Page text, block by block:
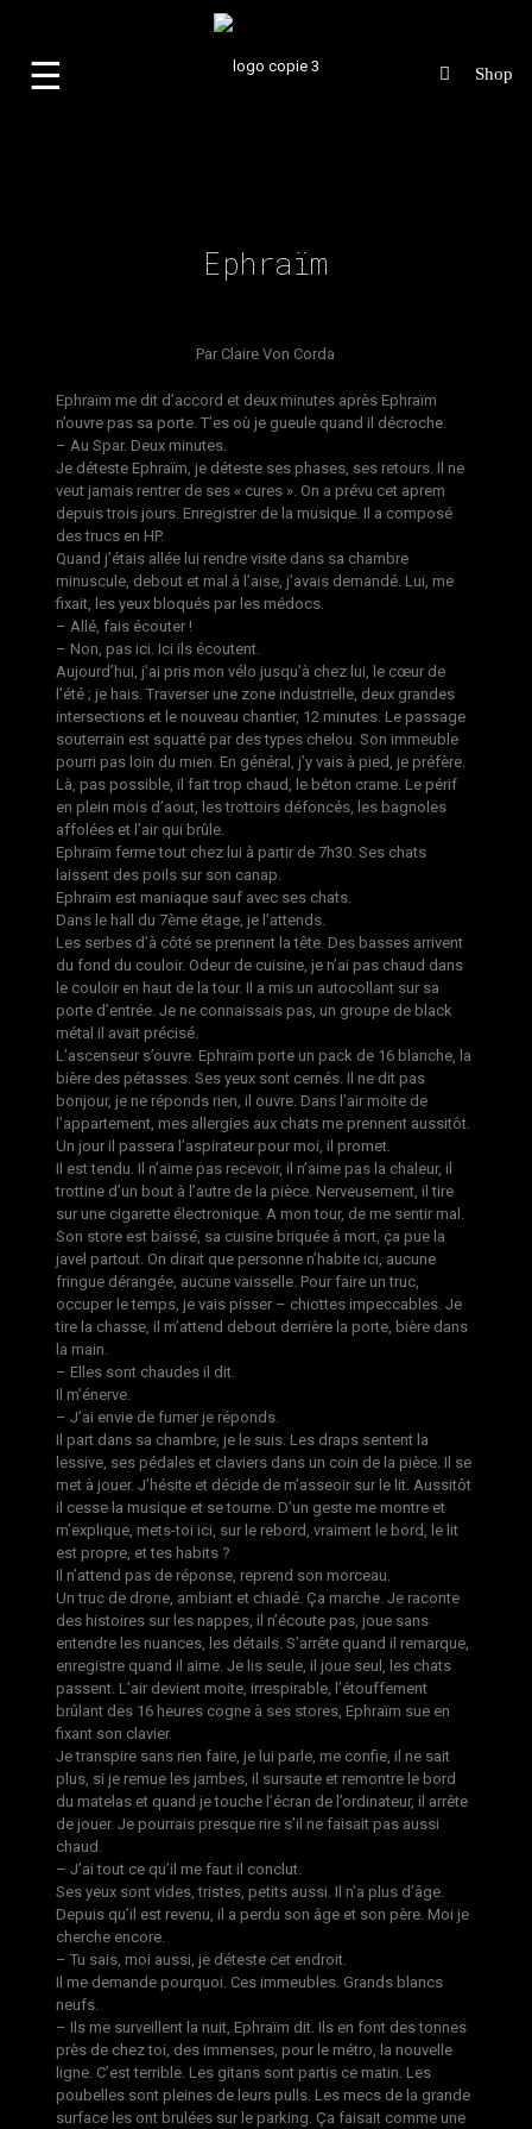
☰
Ephraïm
Par Claire Von Corda
Ephraïm me dit d’accord et deux minutes après Ephraïm
n’ouvre pas sa porte. T’es où je gueule quand il décroche.
– Au Spar. Deux minutes.
Je déteste Ephraïm, je déteste ses phases, ses retours. Il ne
veut jamais rentrer de ses « cures ». On a prévu cet aprem
depuis trois jours. Enregistrer de la musique. Il a composé
des trucs en HP.
Quand j’étais allée lui rendre visite dans sa chambre
minuscule, debout et mal à l’aise, j’avais demandé. Lui, me
fixait, les yeux bloqués par les médocs.
– Allé, fais écouter !
– Non, pas ici. Ici ils écoutent.
Aujourd’hui, j’ai pris mon vélo jusqu’à chez lui, le cœur de
l’été ; je hais. Traverser une zone industrielle, deux grandes
intersections et le nouveau chantier, 12 minutes. Le passage
souterrain est squatté par des types chelou. Son immeuble
pourri pas loin du mien. En général, j’y vais à pied, je préfère.
Là, pas possible, il fait trop chaud, le béton crame. Le périf
en plein mois d’aout, les trottoirs défoncés, les bagnoles
affolées et l’air qui brûle.
Ephraïm ferme tout chez lui à partir de 7h30. Ses chats
laissent des poils sur son canap.
Ephraïm est maniaque sauf avec ses chats.
Dans le hall du 7ème étage, je l’attends.
Les serbes d’à côté se prennent la tête. Des basses arrivent
du fond du couloir. Odeur de cuisine, je n’ai pas chaud dans
le couloir en haut de la tour. Il a mis un autocollant sur sa
porte d’entrée. Je ne connaissais pas, un groupe de black
métal il avait précisé.
L’ascenseur s’ouvre. Ephraïm porte un pack de 16 blanche, la
bière des pétasses. Ses yeux sont cernés. Il ne dit pas
bonjour, je ne réponds rien, il ouvre. Dans l’air moite de
l’appartement, mes allergies aux chats me prennent aussitôt.
Un jour il passera l’aspirateur pour moi, il promet.
Il est tendu. Il n’aime pas recevoir, il n’aime pas la chaleur, il
trottine d’un bout à l’autre de la pièce. Nerveusement, il tire
sur une cigarette électronique. A mon tour, de me sentir mal.
Son store est baissé, sa cuisine briquée à mort, ça pue la
javel partout. On dirait que personne n’habite ici, aucune
fringue dérangée, aucune vaisselle. Pour faire un truc,
occuper le temps, je vais pisser – chiottes impeccables. Je
tire la chasse, il m’attend debout derrière la porte, bière dans
la main.
– Elles sont chaudes il dit.
Il m’énerve.
– J’ai envie de fumer je réponds.
Il part dans sa chambre, je le suis. Les draps sentent la
lessive, ses pédales et claviers dans un coin de la pièce. Il se
met à jouer. J’hésite et décide de m’asseoir sur le lit. Aussitôt
il cesse la musique et se tourne. D’un geste me montre et
m’explique, mets-toi ici, sur le rebord, vraiment le bord, le lit
est propre, et tes habits ?
Il n’attend pas de réponse, reprend son morceau.
Un truc de drone, ambiant et chiadé. Ça marche. Je raconte
des histoires sur les nappes, il n’écoute pas, joue sans
entendre les nuances, les détails. S’arrête quand il remarque,
enregistre quand il aime. Je lis seule, il joue seul, les chats
passent. L’air devient moite, irrespirable, l’étouffement
brûlant des 16 heures cogne à ses stores, Ephraïm sue en
fixant son clavier.
Je transpire sans rien faire, je lui parle, me confie, il ne sait
plus, si je remue les jambes, il sursaute et remontre le bord
du matelas et quand je touche l’écran de l’ordinateur, il arrête
de jouer. Je pourrais presque rire s’il ne faisait pas aussi
chaud.
– J’ai tout ce qu’il me faut il conclut.
Ses yeux sont vides, tristes, petits aussi. Il n’a plus d’âge.
Depuis qu’il est revenu, il a perdu son âge et son père. Moi je
cherche encore.
– Tu sais, moi aussi, je déteste cet endroit.
Il me demande pourquoi. Ces immeubles. Grands blancs
neufs.
– Ils me surveillent la nuit, Ephraïm dit. Ils en font des tonnes
près de chez toi, des immenses, pour le métro, la nouvelle
ligne. C’est terrible. Les gitans sont partis ce matin. Les
poubelles sont pleines de leurs pulls. Les mecs de la grande
surface les ont brulées sur le parking. Ça faisait comme une